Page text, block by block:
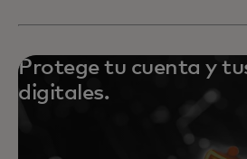
Protege tu cuenta y
digitales.